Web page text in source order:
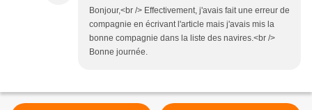
Bonjour,<br /> Effectivement, j'avais fait une erreur de
compagnie en écrivant l'article mais j'avais mis la
bonne compagnie dans la liste des navires.<br />
Bonne journée.